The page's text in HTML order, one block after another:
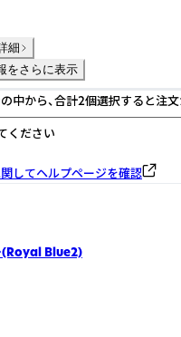
細
をさらに表示
中から、合計2個選択すると注
ください
してヘルプページを確認
(Royal Blue2)